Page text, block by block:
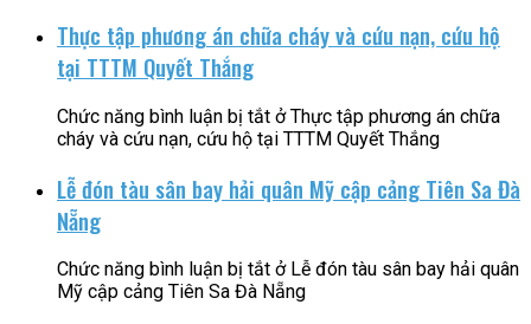
Thực tập phương án chữa cháy và cứu nạn, cứu hộ
tại TTTM Quyết Thắng
Chức năng bình luận bị tắt ở Thực tập phương án chữa
cháy và cứu nạn, cứu hộ tại TTTM Quyết Thắng
Lễ đón tàu sân bay hải quân Mỹ cập cảng Tiên Sa Đà
Nẵng
Chức năng bình luận bị tắt ở Lễ đón tàu sân bay hải quân
Mỹ cập cảng Tiên Sa Đà Nẵng